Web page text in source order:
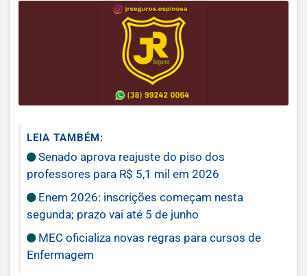
LEIA TAMBÉM:
Senado aprova reajuste do piso dos
professores para R$ 5,1 mil em 2026
Enem 2026: inscrições começam nesta
segunda; prazo vai até 5 de junho
MEC oficializa novas regras para cursos de
Enfermagem